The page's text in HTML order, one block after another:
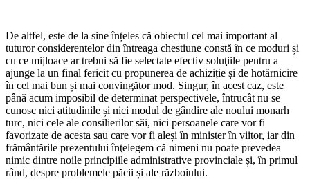
De altfel, este de la sine înțeles că obiectul cel mai important al
tuturor considerentelor din întreaga chestiune constă în ce moduri și
cu ce mijloace ar trebui să fie selectate efectiv soluţiile pentru a
ajunge la un final fericit cu propunerea de achiziție și de hotărnicire
în cel mai bun și mai convingător mod. Singur, în acest caz, este
până acum imposibil de determinat perspectivele, întrucât nu se
cunosc nici atitudinile și nici modul de gândire ale noului monarh
turc, nici cele ale consilierilor săi, nici persoanele care vor fi
favorizate de acesta sau care vor fi aleși în minister în viitor, iar din
frământările prezentului înţelegem că nimeni nu poate prevedea
nimic dintre noile principiile administrative provinciale și, în primul
rând, despre problemele păcii și ale războiului.